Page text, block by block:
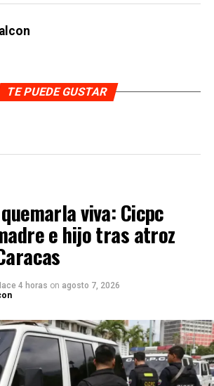
TE PUEDE GUSTAR
viva: Cicpc
e hijo tras atroz
4 horas on agosto 7, 2026